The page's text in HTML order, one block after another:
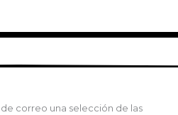
correo una selección de las